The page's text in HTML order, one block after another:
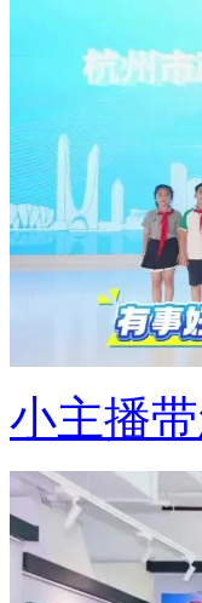
小主播